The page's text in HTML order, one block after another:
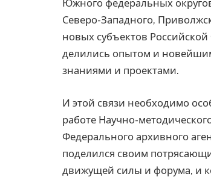
Южного федеральных
Северо-Западного,
новых субъектов
делились опытом и
знаниями и проектами.
И этой связи необходимо
работе Научно-
Федерального архивного
поделился своим
движущей силы и форума, и